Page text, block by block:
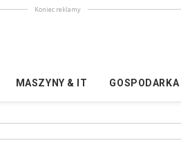
Koniec reklamy
MASZYNY & IT GOSPODARKA